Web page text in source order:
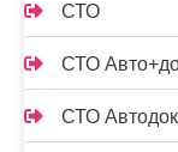
СТО
СТО
СТО